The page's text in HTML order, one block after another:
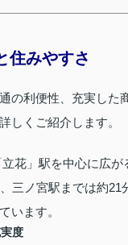
住みやすさ
の利便性、充実し
しくご紹介します。
花」駅を中心に広
三ノ宮駅までは約
います。
度